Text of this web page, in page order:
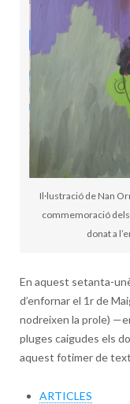
Il·lustració de Nan
commemoració dels
donat a
En aquest setanta-
d’enfornar el 1r de
nodreixen la prole)
pluges caigudes els
aquest fotimer de
ARTICLES